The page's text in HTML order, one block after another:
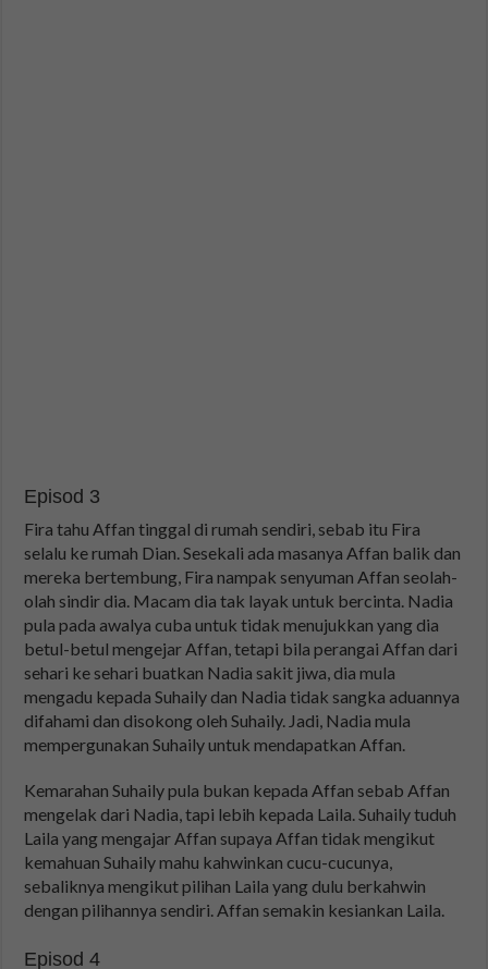
Episod 3
Fira tahu Affan tinggal di rumah sendiri, sebab itu Fira
selalu ke rumah Dian. Sesekali ada masanya Affan balik dan
mereka bertembung, Fira nampak senyuman Affan seolah-
olah sindir dia. Macam dia tak layak untuk bercinta. Nadia
pula pada awalya cuba untuk tidak menujukkan yang dia
betul-betul mengejar Affan, tetapi bila perangai Affan dari
sehari ke sehari buatkan Nadia sakit jiwa, dia mula
mengadu kepada Suhaily dan Nadia tidak sangka aduannya
difahami dan disokong oleh Suhaily. Jadi, Nadia mula
mempergunakan Suhaily untuk mendapatkan Affan.
Kemarahan Suhaily pula bukan kepada Affan sebab Affan
mengelak dari Nadia, tapi lebih kepada Laila. Suhaily tuduh
Laila yang mengajar Affan supaya Affan tidak mengikut
kemahuan Suhaily mahu kahwinkan cucu-cucunya,
sebaliknya mengikut pilihan Laila yang dulu berkahwin
dengan pilihannya sendiri. Affan semakin kesiankan Laila.
Episod 4